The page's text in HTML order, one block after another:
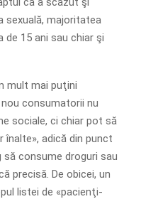
sexuală, majoritatea
de 15 ani sau chiar şi
mult mai puţini
consumatorii nu
so­ciale, ci chiar pot să
adică din punct
să consume droguri sau
precisă. De obicei, un
listei de «pacienţi-